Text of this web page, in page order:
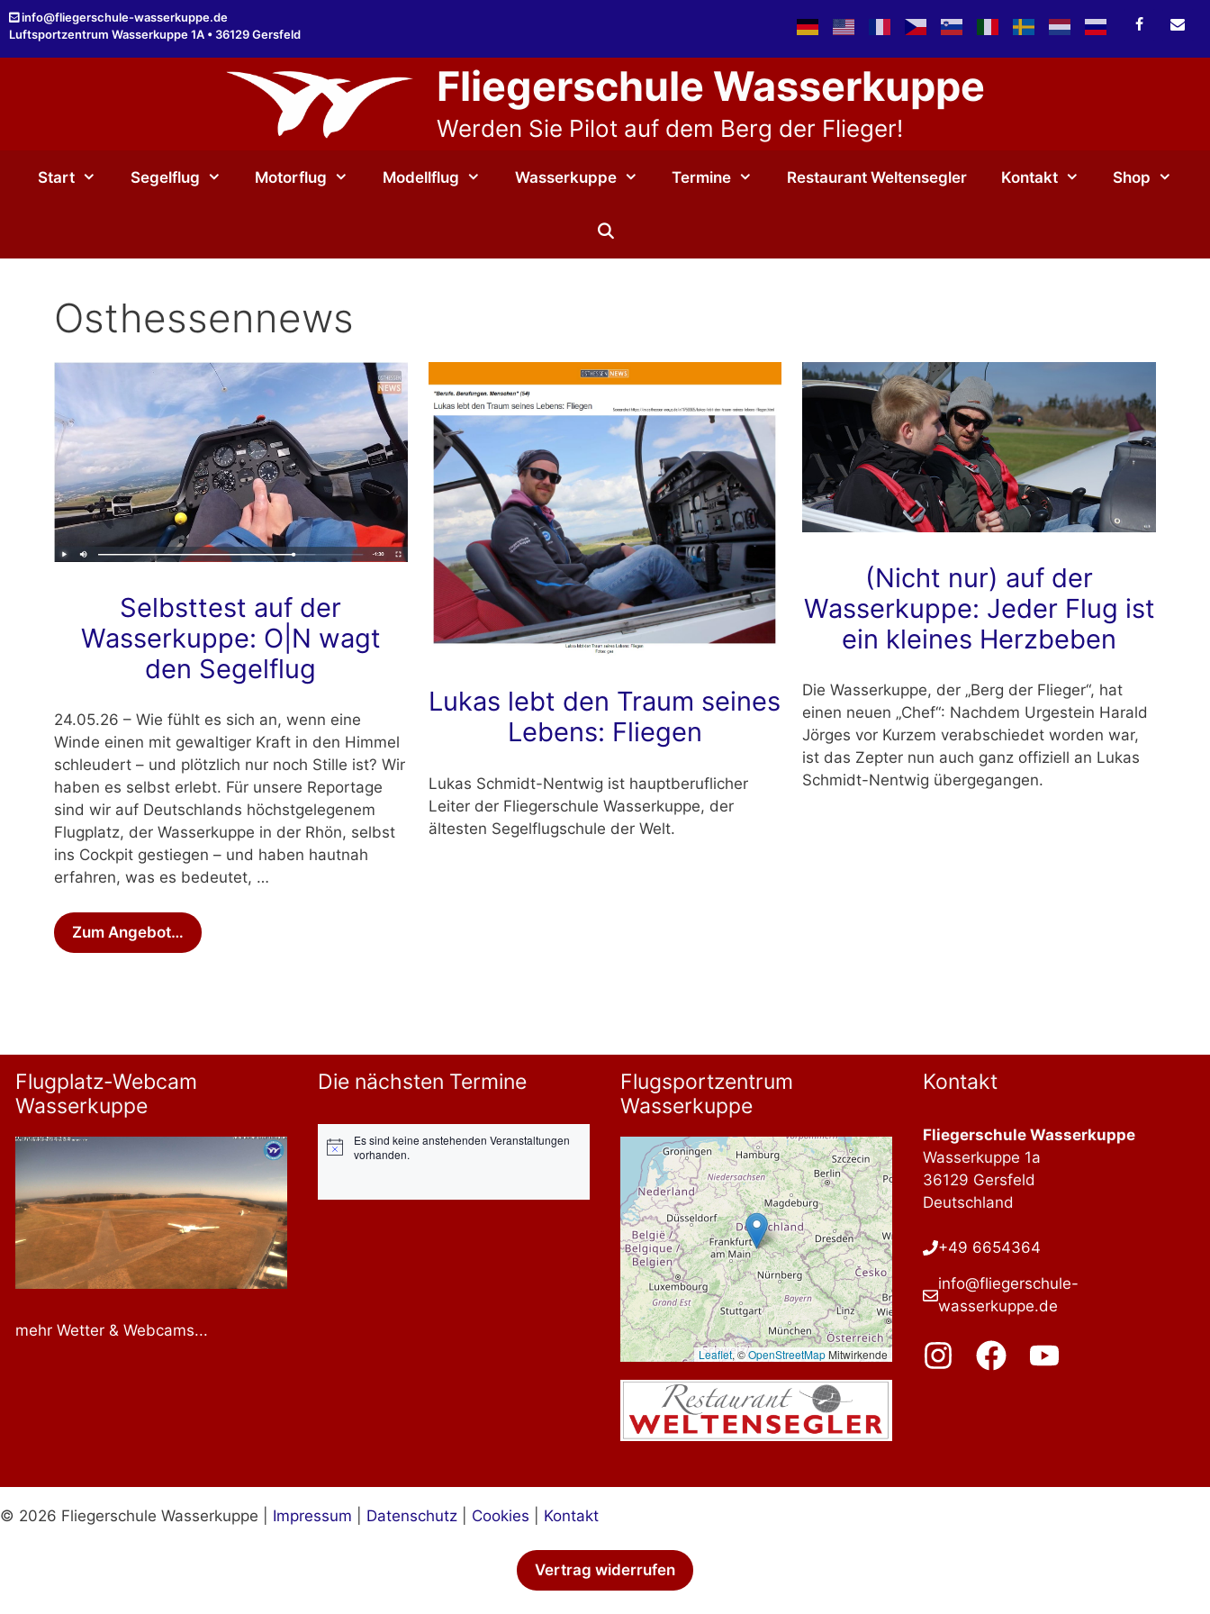
Zum
Inhalt
springen
info@fliegerschule-wasserkuppe.de
Luftsportzentrum Wasserkuppe 1A • 36129 Gersfeld
Fliegerschule Wasserkuppe
Werden Sie Pilot auf dem Berg der Flieger!
Start Segelflug Motorflug Modellflug Wasserkuppe Termine Restaurant Weltensegler Kontakt Shop
Osthessennews
Selbsttest auf der
Wasserkuppe: O|N wagt
den Segelflug
24.05.26 – Wie fühlt es sich an, wenn eine
Winde einen mit gewaltiger Kraft in den Himmel
schleudert – und plötzlich nur noch Stille ist? Wir
haben es selbst erlebt. Für unsere Reportage
sind wir auf Deutschlands höchstgelegenem
Flugplatz, der Wasserkuppe in der Rhön, selbst
ins Cockpit gestiegen – und haben hautnah
erfahren, was es bedeutet, …
Zum Angebot…
Lukas lebt den Traum seines
Lebens: Fliegen
Lukas Schmidt-Nentwig ist hauptberuflicher
Leiter der Fliegerschule Wasserkuppe, der
ältesten Segelflugschule der Welt.
(Nicht nur) auf der
Wasserkuppe: Jeder Flug ist
ein kleines Herzbeben
Die Wasserkuppe, der „Berg der Flieger“, hat
einen neuen „Chef“: Nachdem Urgestein Harald
Jörges vor Kurzem verabschiedet worden war,
ist das Zepter nun auch ganz offiziell an Lukas
Schmidt-Nentwig übergegangen.
Flugplatz-Webcam
Wasserkuppe
mehr Wetter & Webcams...
Die nächsten Termine
Hinweis
Es sind keine anstehenden Veranstaltungen
vorhanden.
Flugsportzentrum
Wasserkuppe
Leaflet, ©OpenStreetMapMitwirkende
Kontakt
Fliegerschule Wasserkuppe
Wasserkuppe 1a
36129 Gersfeld
Deutschland
+49 6654364
info@fliegerschule-
wasserkuppe.de
© 2026 Fliegerschule Wasserkuppe | Impressum Datenschutz Cookies Kontakt
Vertrag widerrufen